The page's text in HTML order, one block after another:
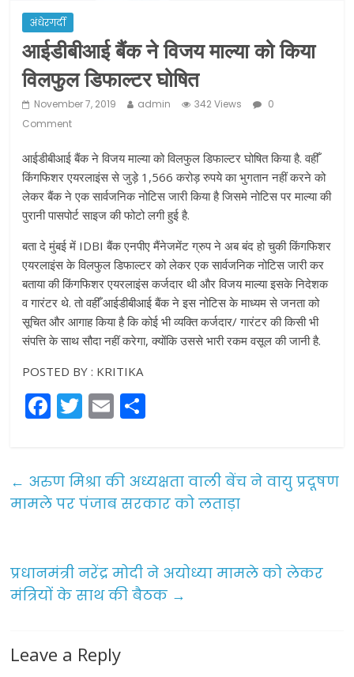
अंधेरगर्दी
आईडीबीआई बैंक ने विजय माल्या को किया
विलफुल डिफाल्टर घोषित
November 7, 2019 admin 342 Views
0
Comment
आईडीबीआई बैंक ने विजय माल्या को विलफुल डिफाल्टर घोषित किया है. वहीँ
किंगफिशर एयरलाइंस से जुड़े 1,566 करोड़ रुपये का भुगतान नहीं करने को
लेकर बैंक ने एक सार्वजनिक नोटिस जारी किया है जिसमे नोटिस पर माल्या की
पुरानी पासपोर्ट साइज की फोटो लगी हुई है.
बता दे मुंबई में IDBI बैंक एनपीए मैंनेजमेंट ग्रुप ने अब बंद हो चुकी किंगफिशर
एयरलाइंस के विलफुल डिफाल्टर को लेकर एक सार्वजनिक नोटिस जारी कर
बताया की किंगफिशर एयरलाइंस कर्जदार थी और विजय माल्या इसके निदेशक
व गारंटर थे. तो वहीँ आईडीबीआई बैंक ने इस नोटिस के माध्यम से जनता को
सूचित और आगाह किया है कि कोई भी व्यक्ति कर्जदार/ गारंटर की किसी भी
संपत्ति के साथ सौदा नहीं करेगा, क्योंकि उससे भारी रकम वसूल की जानी है.
POSTED BY : KRITIKA
F
e
b
o
k
T
er
E
l e
← अरुण मिश्रा की अध्यक्षता वाली बेंच ने वायु प्रदूषण
मामले पर पंजाब सरकार को लताड़ा
प्रधानमंत्री नरेंद्र मोदी ने अयोध्या मामले को लेकर
मंत्रियों के साथ की बैठक →
Leave a Reply